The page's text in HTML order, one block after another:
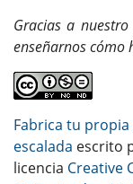
Gracias a
enseñarnos cómo
Fabrica tu
escalada escrito
licencia Creative